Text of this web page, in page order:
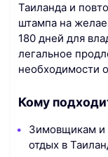
Таиланда и
штампа на
180 дней для
легальное
необходимости
Кому
Зимовщикам и
отдых в